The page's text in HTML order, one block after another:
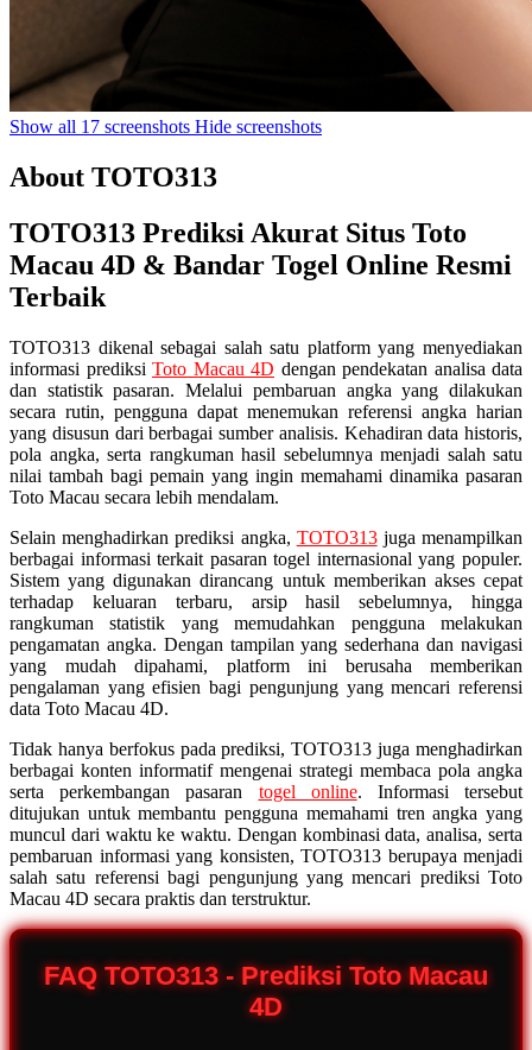
Show all 17 screenshots Hide screenshots
About TOTO313
TOTO313 Prediksi Akurat Situs Toto
Macau 4D & Bandar Togel Online Resmi
Terbaik
TOTO313 dikenal sebagai salah satu platform yang menyediakan
informasi prediksi Toto Macau 4D dengan pendekatan analisa data
dan statistik pasaran. Melalui pembaruan angka yang dilakukan
secara rutin, pengguna dapat menemukan referensi angka harian
yang disusun dari berbagai sumber analisis. Kehadiran data historis,
pola angka, serta rangkuman hasil sebelumnya menjadi salah satu
nilai tambah bagi pemain yang ingin memahami dinamika pasaran
Toto Macau secara lebih mendalam.
Selain menghadirkan prediksi angka, TOTO313juga menampilkan
berbagai informasi terkait pasaran togel internasional yang populer.
Sistem yang digunakan dirancang untuk memberikan akses cepat
terhadap keluaran terbaru, arsip hasil sebelumnya, hingga
rangkuman statistik yang memudahkan pengguna melakukan
pengamatan angka. Dengan tampilan yang sederhana dan navigasi
yang mudah dipahami, platform ini berusaha memberikan
pengalaman yang efisien bagi pengunjung yang mencari referensi
data Toto Macau 4D.
Tidak hanya berfokus pada prediksi, TOTO313 juga menghadirkan
berbagai konten informatif mengenai strategi membaca pola angka
serta perkembangan pasaran togel online. Informasi tersebut
ditujukan untuk membantu pengguna memahami tren angka yang
muncul dari waktu ke waktu. Dengan kombinasi data, analisa, serta
pembaruan informasi yang konsisten, TOTO313 berupaya menjadi
salah satu referensi bagi pengunjung yang mencari prediksi Toto
Macau 4D secara praktis dan terstruktur.
FAQ TOTO313 - Prediksi Toto Macau
4D